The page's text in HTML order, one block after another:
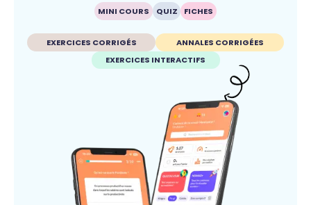
MINI COURS QUIZ FICHES
EXERCICES CORRIGÉS
ANNALES CORRIGÉES
EXERCICES INTERACTIFS